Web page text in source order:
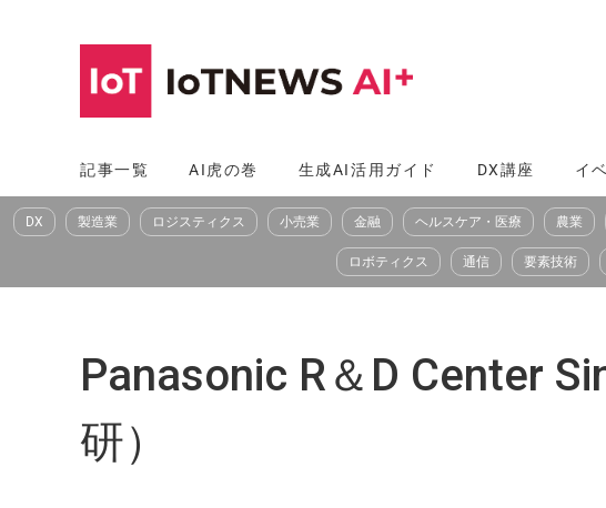
へ
ス
記事一覧 AI虎の巻 生成AI活用ガイド DX講座 イ
DX 製造業 ロジスティクス 小売業 金融 ヘルスケア・医療 農業
ロボティクス 通信 要素技術
Panasonic R＆D Center
研）